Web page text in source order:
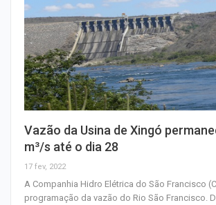
Vazão da Usina de Xingó
m³/s até o dia 28
17 fev, 2022
A Companhia Hidro Elétrica do São Francisco
programação da vazão do Rio São Francisco.